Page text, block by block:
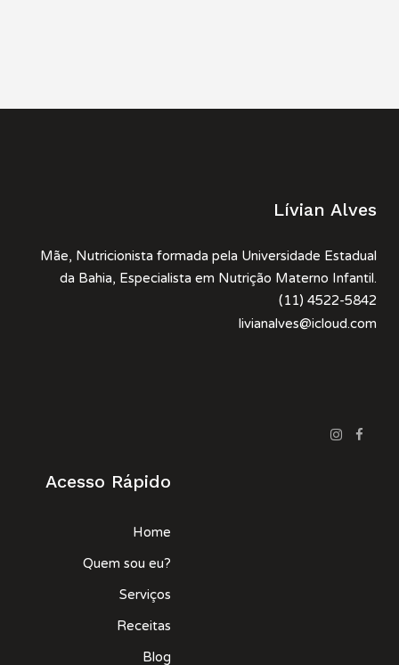
Lívian Alves
Mãe, Nutricionista formada pela Universidade Estadual
da Bahia, Especialista em Nutrição Materno Infantil.
(11) 4522-5842
livianalves@icloud.com
Acesso Rápido
Home
Quem sou eu?
Serviços
Receitas
Blog